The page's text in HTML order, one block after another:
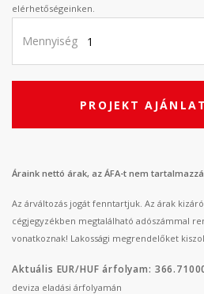
elérhetőségeinken.
Mennyiség
PROJEKT
Áraink nettó árak, az ÁFA-t nem
Az árváltozás jogát fenntartjuk. Az árak
cégjegyzékben megtalálható adószámmal
vonatkoznak! Lakossági megrendelőket
Aktuális EUR/HUF árfolyam:
deviza eladási árfolyamán